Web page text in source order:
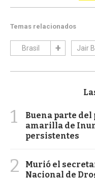
Temas relacionados
Brasil Jair
1
Buena parte
amarilla de
persistentes
2
Murió el
Nacional de